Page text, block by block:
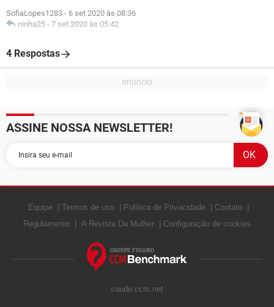
SofiaLopes1283 - 6 set 2020 às 08:36
ninha25 - 7 set 2020 às 05:42
4 Respostas
ASSINE NOSSA NEWSLETTER!
Equipe Termos de uso Política de Privacidade
Contato
Regulamento
A Revista Da Mulher Configuração de cookies
saude.ccm.net